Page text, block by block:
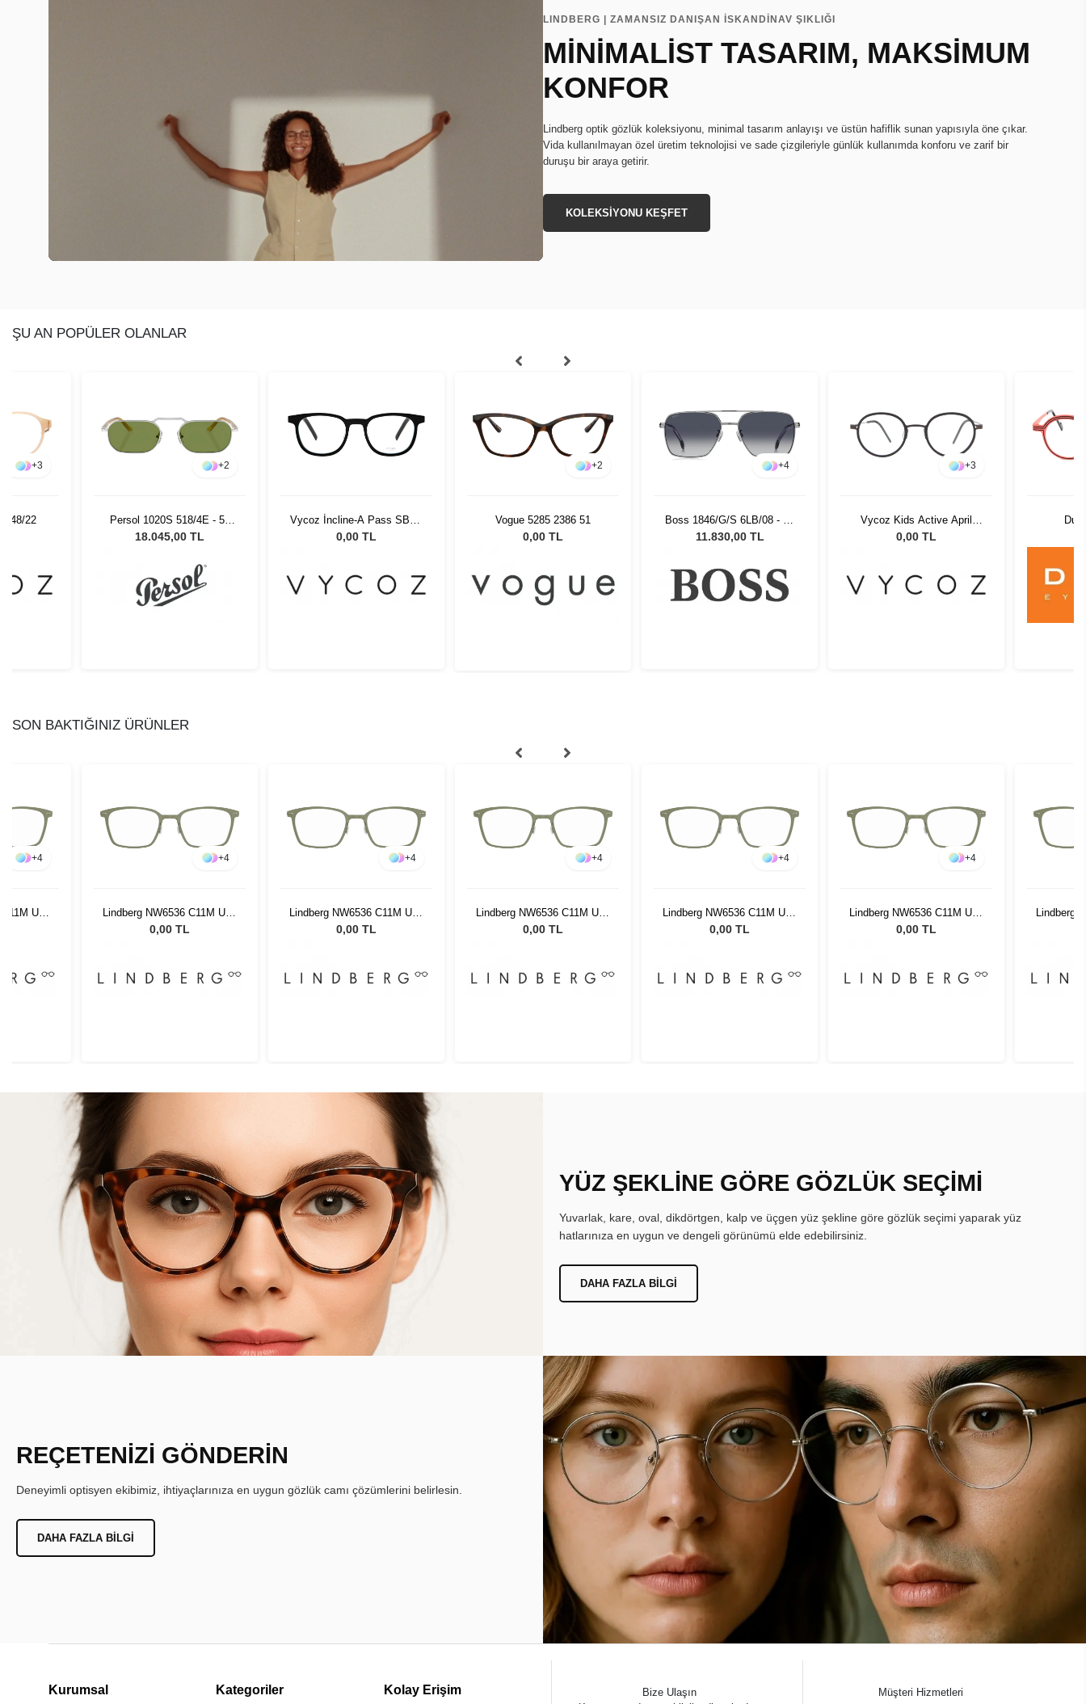
LINDBERG | ZAMANSIZ DANIŞAN İSKANDİNAV ŞIKLIĞI
MİNİMALİST TASARIM, MAKSİMUM
KONFOR
Lindberg optik gözlük koleksiyonu, minimal tasarım anlayışı ve üstün hafiflik sunan yapısıyla öne çıkar.
Vida kullanılmayan özel üretim teknolojisi ve sade çizgileriyle günlük kullanımda konforu ve zarif bir
duruşu bir araya getirir.
KOLEKSİYONU KEŞFET
ŞU AN POPÜLER OLANLAR
+3
48/22
+2
Persol 1020S 518/4E - 57
Erkek Güneş Gözlüğü
18.045,00 TL
Vycoz İncline-A Pass SBLK
50-19
0,00 TL
+2
Vogue 5285 2386 51
0,00 TL
+4
Boss 1846/G/S 6LB/08 - 58
Unisex Güneş Gözlüğü
11.830,00 TL
+3
Vycoz Kids Active April
GOL 44-20 135
0,00 TL
SON BAKTIĞINIZ ÜRÜNLER
+4
U38
+4
Lindberg NW6536 C11M U38
49150
0,00 TL
+4
Lindberg NW6536 C11M U38
49150
0,00 TL
+4
Lindberg NW6536 C11M U38
49150
0,00 TL
+4
Lindberg NW6536 C11M U38
49150
0,00 TL
+4
Lindberg NW6536 C11M U38
49150
0,00 TL
Lindberg
YÜZ ŞEKLİNE GÖRE GÖZLÜK SEÇİMİ
Yuvarlak, kare, oval, dikdörtgen, kalp ve üçgen yüz şekline göre gözlük seçimi yaparak yüz
hatlarınıza en uygun ve dengeli görünümü elde edebilirsiniz.
DAHA FAZLA BILGI
REÇETENİZİ GÖNDERİN
Deneyimli optisyen ekibimiz, ihtiyaçlarınıza en uygun gözlük camı çözümlerini belirlesin.
DAHA FAZLA BILGI
Kurumsal Kategoriler Kolay Erişim
Bize Ulaşın
Müşteri Hizmetleri